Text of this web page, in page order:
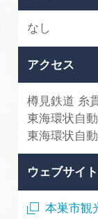
なし
アクセス
樽見鉄道 糸
東海環状自
東海環状自
ウェブサイト
本巣市観